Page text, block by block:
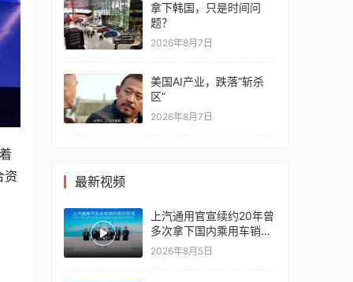
资
拿下韩国，只是时间问
题？
2026年8月7日
美国AI产业，跌落“斩杀
区”
2026年8月7日
最新视频
上汽通用官宣续约20年曾
多次拿下国内乘用车销冠
竞争激烈，上汽通用有信
2026年8月5日